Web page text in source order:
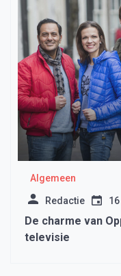
Algemeen
Redactie
De charme van
televisie